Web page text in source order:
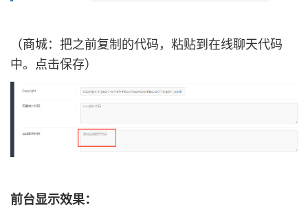
（商城： 把之前复制的代码，粘贴到在线聊天代码
中。点击保存）
前台显示效果：